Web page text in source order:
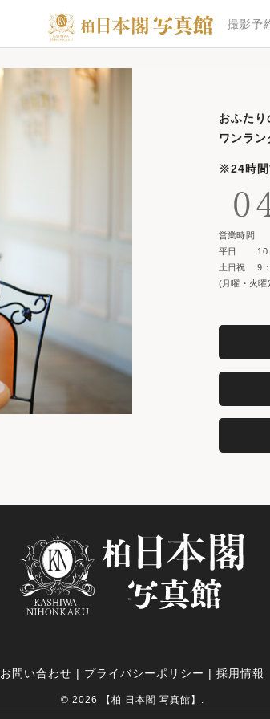
撮影予
おふたり
ワンラ
※24時間
営業時間
平日 10：
土日祝 9：
(月曜・火曜
お問い合わせ | プライバシーポリシー | 採用情報
© 2026 【柏 日本閣 写真館】.